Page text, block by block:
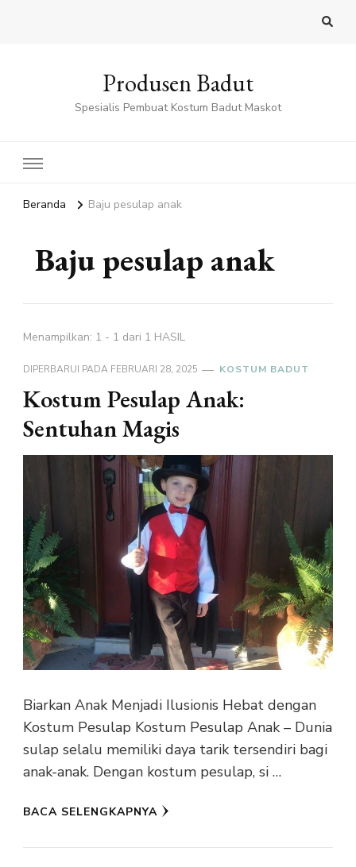
Produsen Badut
Spesialis Pembuat Kostum Badut Maskot
Beranda Baju pesulap anak
Baju pesulap anak
Menampilkan: 1 - 1 dari 1 HASIL
DIPERBARUI PADA FEBRUARI 28, 2025 KOSTUM BADUT
Kostum Pesulap Anak:
Sentuhan Magis
Biarkan Anak Menjadi Ilusionis Hebat dengan
Kostum Pesulap Kostum Pesulap Anak – Dunia
sulap selalu memiliki daya tarik tersendiri bagi
anak-anak. Dengan kostum pesulap, si …
BACA SELENGKAPNYA